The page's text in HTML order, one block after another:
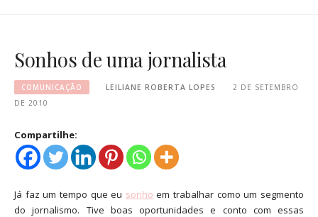
Sonhos de uma jornalista
COMUNICAÇÃO LEILIANE ROBERTA LOPES
2 DE SETEMBRO
DE 2010
Compartilhe:
Já faz um tempo que eu sonho em trabalhar como um segmento
do jornalismo. Tive boas oportunidades e conto com essas